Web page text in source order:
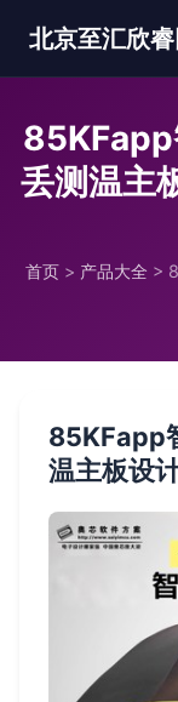
北京至汇欣
85KFapp
丢测温主
首页 > 产品大全 >
85KFapp
温主板设